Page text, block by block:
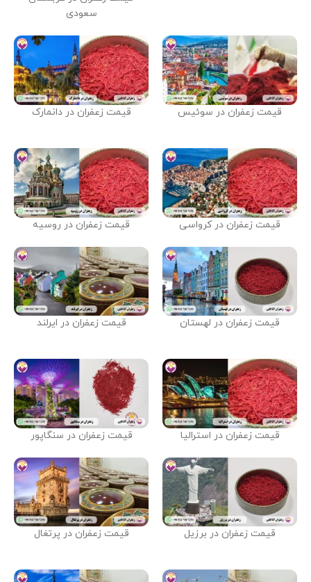
سعودی
قیمت زعفران در سوئیس قیمت زعفران در دانمارک
قیمت زعفران در کرواسی قیمت زعفران در روسیه
قیمت زعفران در لهستان قیمت زعفران در ایرلند
قیمت زعفران در استرالیا قیمت زعفران در سنگاپور
قیمت زعفران در برزیل قیمت زعفران در پرتغال